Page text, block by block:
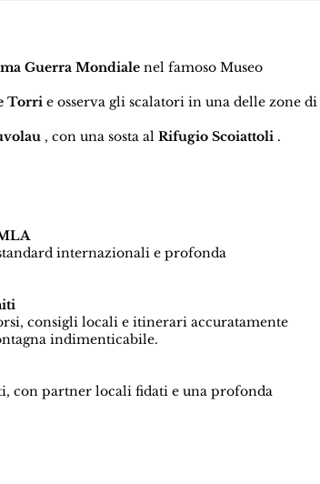
Guerra Mondialenel famoso Museo
Torrie osserva gli scalatori in una delle zone di
, con una sosta al Rifugio Scoiattoli.
internazionali e profonda
consigli locali e itinerari accuratamente
indimenticabile.
con partner locali fidati e una profonda